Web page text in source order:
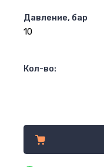
Давление, бар
10
Кол-во: